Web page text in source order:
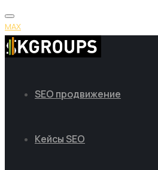
MAX
SEO продвижение
Кейсы SEO